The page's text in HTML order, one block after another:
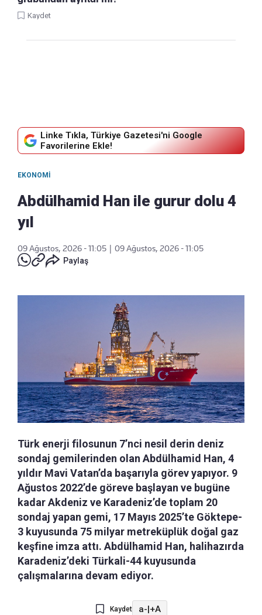
Kaydet
Linke Tıkla, Türkiye Gazetesi'ni Google
Favorilerine Ekle!
EKONOMI
Abdülhamid Han ile gurur dolu 4
yıl
09 Ağustos, 2026 - 11:05
09 Ağustos, 2026 - 11:05
Paylaş
Türk enerji filosunun 7’nci nesil derin deniz
sondaj gemilerinden olan Abdülhamid Han, 4
yıldır Mavi Vatan’da başarıyla görev yapıyor. 9
Ağustos 2022’de göreve başlayan ve bugüne
kadar Akdeniz ve Karadeniz’de toplam 20
sondaj yapan gemi, 17 Mayıs 2025’te Göktepe-
3 kuyusunda 75 milyar metreküplük doğal gaz
keşfine imza attı. Abdülhamid Han, halihazırda
Karadeniz’deki Türkali-44 kuyusunda
çalışmalarına devam ediyor.
Kaydet a-|+A